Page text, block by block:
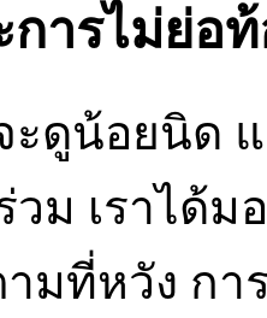
ารไม่ย่อ
ะดูน้อยนิด
วม เราได้
มที่หวัง กา